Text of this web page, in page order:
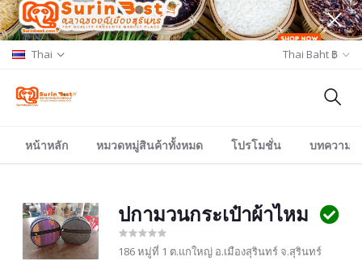
Thai Thai Baht ฿
หน้าหลัก หมวดหมู่สินค้าทั้งหมด โปรโมชั่น บทความ/
ปกามวนกระเป๋าผ้าไหม
186 หมู่ที่ 1 ต.แกใหญ่ อ.เมืองสุรินทร์ จ.สุรินทร์